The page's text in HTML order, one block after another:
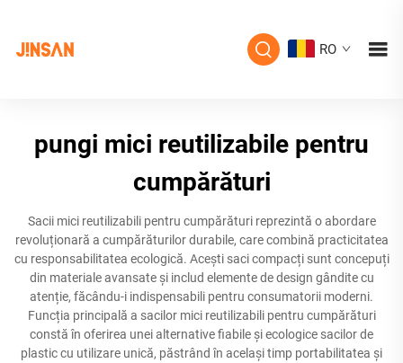
RO
pungi mici reutilizabile pentru
cumpărături
Sacii mici reutilizabili pentru cumpărături reprezintă o abordare
revoluționară a cumpărăturilor durabile, care combină practicitatea
cu responsabilitatea ecologică. Acești saci compacți sunt concepuți
din materiale avansate și includ elemente de design gândite cu
atenție, făcându-i indispensabili pentru consumatorii moderni.
Funcția principală a sacilor mici reutilizabili pentru cumpărături
constă în oferirea unei alternative fiabile și ecologice sacilor de
plastic cu utilizare unică, păstrând în același timp portabilitatea și